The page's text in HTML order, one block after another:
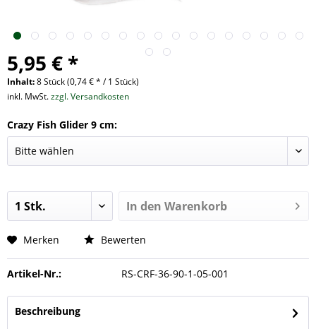
5,95 € *
Inhalt:8 Stück (0,74 € * / 1 Stück)
inkl. MwSt.zzgl. Versandkosten
Crazy Fish Glider 9 cm:
In den Warenkorb
Merken Bewerten
Artikel-Nr.: RS-CRF-36-90-1-05-001
Beschreibung